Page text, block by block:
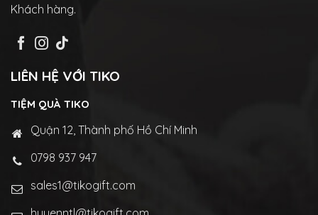
Khách hàng.
LIÊN HỆ VỚI TIKO
TIỆM QUÀ TIKO
Quận 12, Thành phố Hồ Chí Minh
0798 937 947
sales1@tikogift.com